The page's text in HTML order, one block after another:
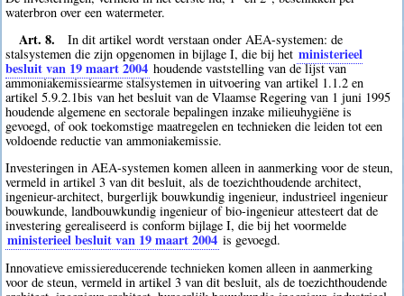
waterbron over een watermeter.
Art. 8.
In dit artikel wordt verstaan onder AEA-systemen: de
stalsystemen die zijn opgenomen in bijlage I, die bij het ministerieel
besluit van 19 maart 2004 houdende vaststelling van de lijst van
ammoniakemissiearme stalsystemen in uitvoering van artikel 1.1.2 en
artikel 5.9.2.1bis van het besluit van de Vlaamse Regering van 1 juni 1995
houdende algemene en sectorale bepalingen inzake milieuhygiëne is
gevoegd, of ook toekomstige maatregelen en technieken die leiden tot een
voldoende reductie van ammoniakemissie.
Investeringen in AEA-systemen komen alleen in aanmerking voor de steun,
vermeld in artikel 3 van dit besluit, als de toezichthoudende architect,
ingenieur-architect, burgerlijk bouwkundig ingenieur, industrieel ingenieur
bouwkunde, landbouwkundig ingenieur of bio-ingenieur attesteert dat de
investering gerealiseerd is conform bijlage I, die bij het voormelde
ministerieel besluit van 19 maart 2004 is gevoegd.
Innovatieve emissiereducerende technieken komen alleen in aanmerking
voor de steun, vermeld in artikel 3 van dit besluit, als de toezichthoudende